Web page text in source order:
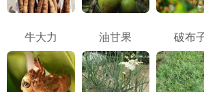
牛大力 油甘果 破布